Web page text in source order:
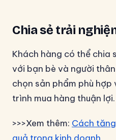
Chia sẻ trải
Khách hàng có thể chia
với bạn bè và người
chọn sản phẩm phù
trình mua hàng thuận lợi.
>>>Xem thêm: Cách